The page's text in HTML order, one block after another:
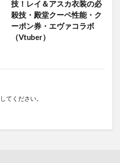
技！レイ＆アスカ衣装の必
殺技・殿堂クーペ性能・ク
ーポン券・エヴァコラボ
（Vtuber）
してください。